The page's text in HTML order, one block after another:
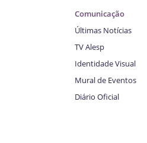
Comunicação
Últimas Notícias
TV Alesp
Identidade Visual
Mural de Eventos
Diário Oficial